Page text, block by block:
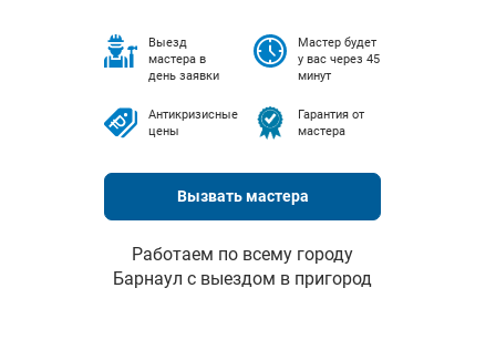
Выезд
мастера в
день заявки
Мастер будет
у вас через 45
минут
Антикризисные
цены
Гарантия от
мастера
Вызвать мастера
Работаем по всему городу
Барнаул с выездом в пригород